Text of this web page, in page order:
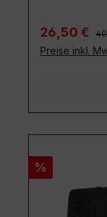
26,50 €
Preise inkl.
Rabatt
%